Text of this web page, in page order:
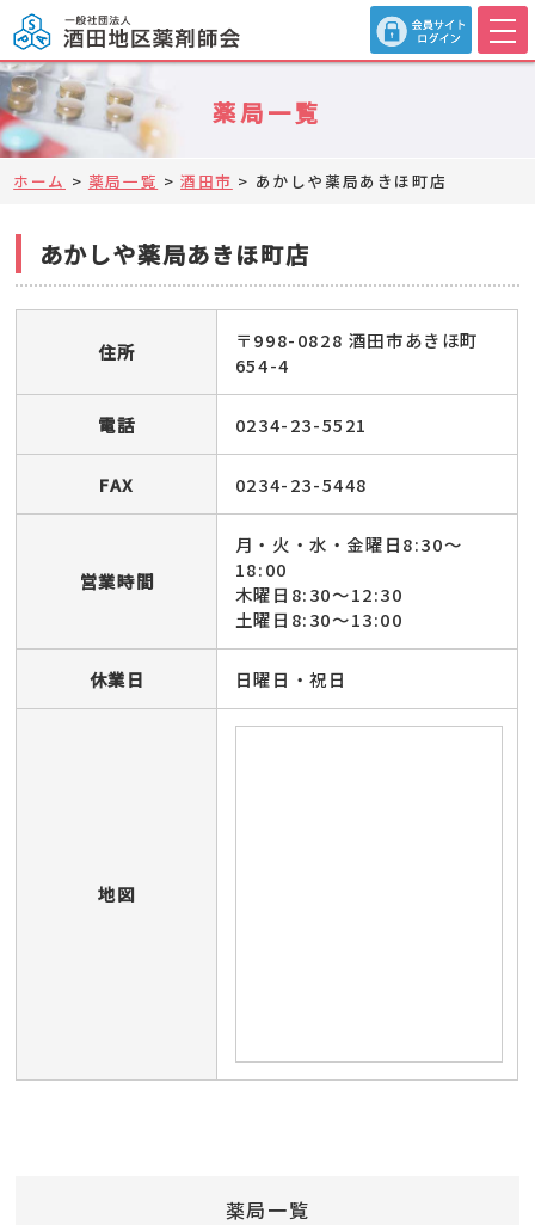
薬局一覧
ホーム > 薬局一覧 >酒田市 > あかしや薬局あきほ町店
あかしや薬局あきほ町店
住所
〒998-0828 酒田市あきほ町
654-4
電話 0234-23-5521
FAX 0234-23-5448
営業時間
月・火・水・金曜日8:30～
18:00
木曜日8:30～12:30
土曜日8:30～13:00
休業日 日曜日・祝日
地図
薬局一覧